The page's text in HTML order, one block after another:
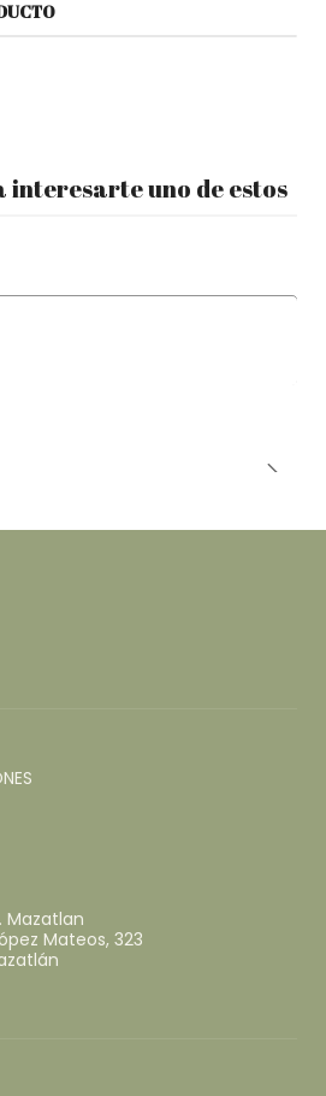
interesarte uno de estos
Mazatlan
Mateos, 323